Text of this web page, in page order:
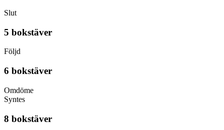
Slut
5 bokstäver
Följd
6 bokstäver
Omdöme
Syntes
8 bokstäver